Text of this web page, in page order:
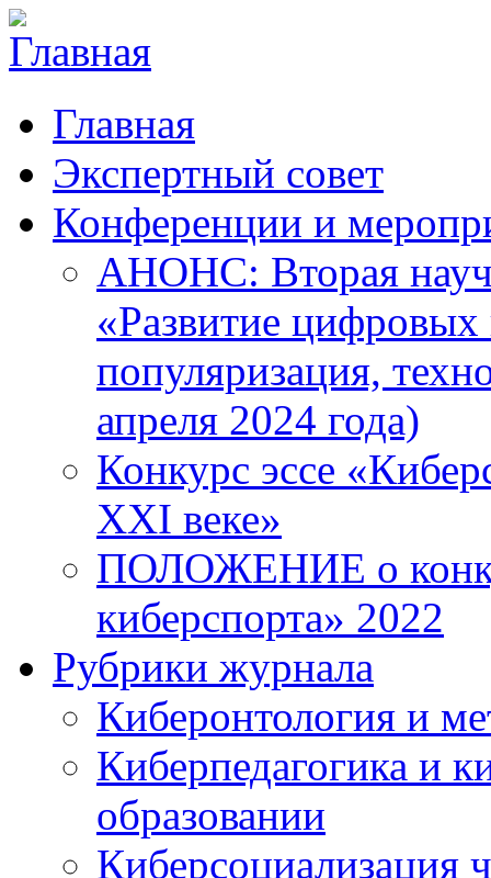
Главная
Экспертный совет
Конференции и
АНОНС: Вторая
«Развитие цифровых
популяризация,
апреля 2024 года)
Конкурс эссе
XXI веке»
ПОЛОЖЕНИЕ о
киберспорта» 2022
Рубрики журнала
Киберонтология и
Киберпедагогика и
образовании
Киберсоциализация